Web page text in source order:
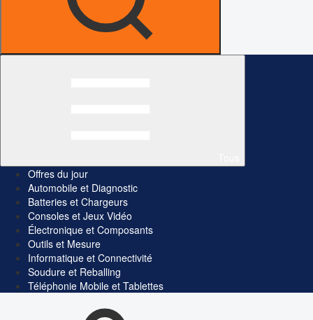
Offres du jour
Automobile et Diagnostic
Batteries et Chargeurs
Consoles et Jeux Vidéo
Électronique et Composants
Outils et Mesure
Informatique et Connectivité
Soudure et Reballing
Téléphonie Mobile et Tablettes